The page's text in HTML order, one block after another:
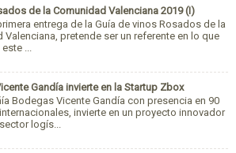
de la Comunidad Valenciana 2019 (I)
entrega de la Guía de vinos Rosados de la
Valenciana, pretende ser un referente en lo que
este ...
Gandía invierte en la Startup Zbox
Bodegas Vicente Gandía con presencia en 90
invierte en un proyecto innovador
logís...